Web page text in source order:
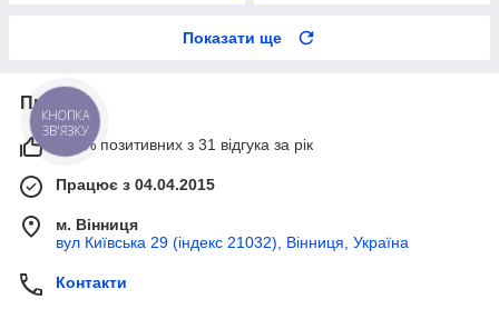
Показати ще
Про нас
100% позитивних з 31 відгука за рік
Працює з 04.04.2015
м. Вінниця
вул Київська 29 (індекс 21032), Вінниця, Україна
Контакти
КНОПКА
ЗВ'ЯЗКУ